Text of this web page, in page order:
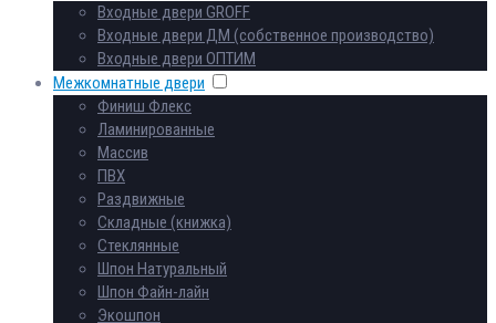
Входные двери GROFF
Входные двери ДМ (собственное производство)
Входные двери ОПТИМ
Межкомнатные двери
Финиш Флекс
Ламинированные
Массив
ПВХ
Раздвижные
Складные (книжка)
Стеклянные
Шпон Натуральный
Шпон Файн-лайн
Экошпон